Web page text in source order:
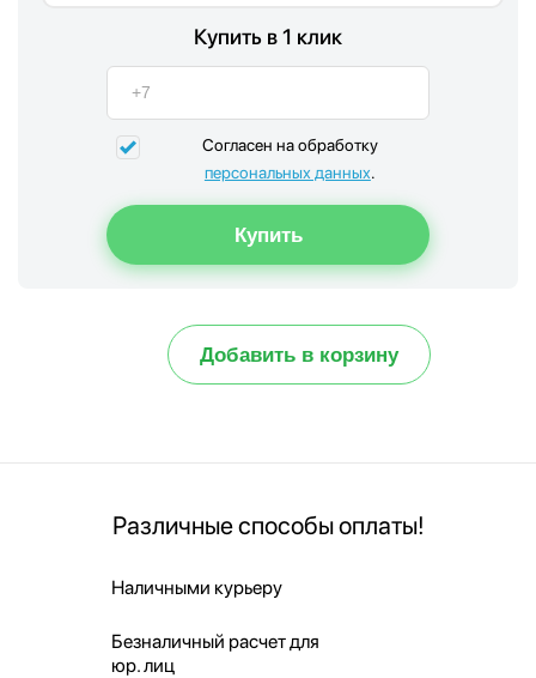
Купить в 1 клик
Согласен на обработку
персональных данных.
Добавить в корзину
Различные способы оплаты!
Наличными курьеру
Безналичный расчет для
юр. лиц